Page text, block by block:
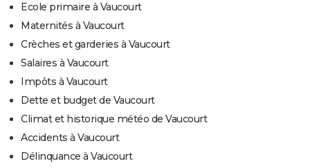
Ecole primaire à Vaucourt
Maternités à Vaucourt
Crèches et garderies à Vaucourt
Salaires à Vaucourt
Impôts à Vaucourt
Dette et budget de Vaucourt
Climat et historique météo de Vaucourt
Accidents à Vaucourt
Délinquance à Vaucourt